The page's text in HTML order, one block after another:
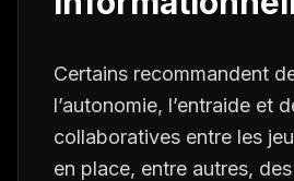
Certains recommandent
l’autonomie, l’entraide et
collaboratives entre les
en place, entre autres,